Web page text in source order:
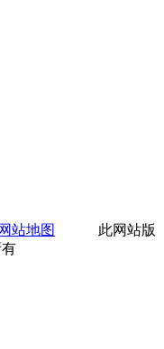
网站地图
此网站版